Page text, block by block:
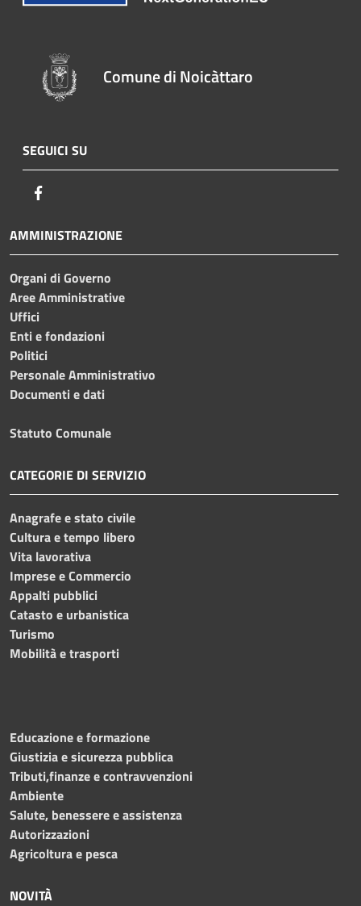
Comune di Noicàttaro
SEGUICI SU
AMMINISTRAZIONE
Organi di Governo
Aree Amministrative
Uffici
Enti e fondazioni
Politici
Personale Amministrativo
Documenti e dati
Statuto Comunale
CATEGORIE DI SERVIZIO
Anagrafe e stato civile
Cultura e tempo libero
Vita lavorativa
Imprese e Commercio
Appalti pubblici
Catasto e urbanistica
Turismo
Mobilità e trasporti
Educazione e formazione
Giustizia e sicurezza pubblica
Tributi,finanze e contravvenzioni
Ambiente
Salute, benessere e assistenza
Autorizzazioni
Agricoltura e pesca
NOVITÀ